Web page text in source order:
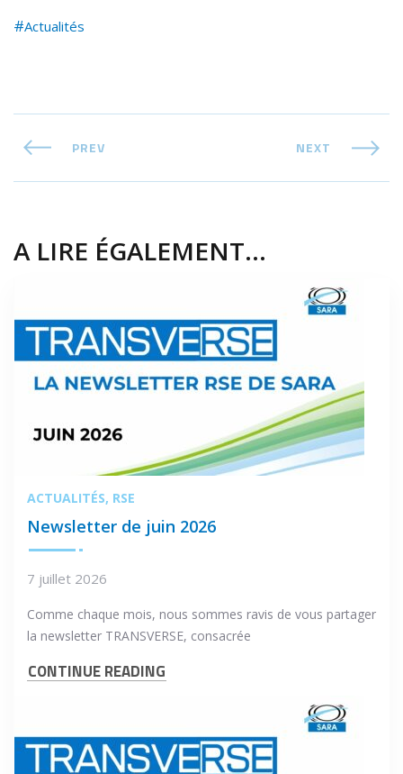
Actualités
PREV NEXT
A LIRE ÉGALEMENT...
ACTUALITÉS RSE
Newsletter de juin 2026
7 juillet 2026
Comme chaque mois, nous sommes ravis de vous partager
la newsletter TRANSVERSE, consacrée
CONTINUE READING